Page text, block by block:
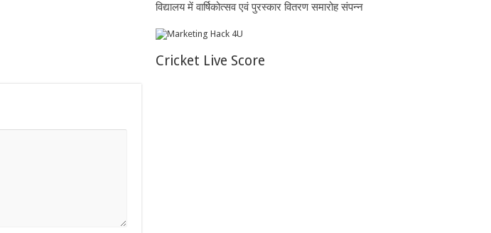
विद्यालय में वार्षिकोत्सव एवं पुरस्कार वितरण समारोह संपन्न
Cricket Live Score